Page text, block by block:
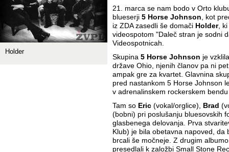
21. marca se nam bodo v Orto
blueserji 5 Horse Johnson, kot
iz ZDA zasedli še domači Holder, ki
videospotom "Daleč stran je sodni
Videospotnicah.
Skupina 5 Horse Johnson je
države Ohio, njenih članov pa ni
ampak gre za kvartet. Glavnina
pred nastankom 5 Horse Johnson
v adrenalinskem rockerskem
Tam so Eric (vokal/orglice), Brad
(bobni) pri poslušanju bluesovskih
glasbenega delovanja. Prva
Klub) je bila obetavna napoved, da
brcali še močneje. Z drugim
presedlali k založbi Small Stone
Holder